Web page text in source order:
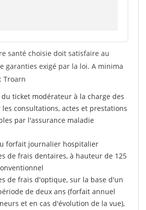
santé choisie doit satisfaire au
garanties exigé par la loi. A minima
Troarn
ticket modérateur à la charge des
les consultations, actes et prestations
par l'assurance maladie
forfait journalier hospitalier
de frais dentaires, à hauteur de 125
de frais d'optique, sur la base d'un
de deux ans (forfait annuel
et en cas d'évolution de la vue),